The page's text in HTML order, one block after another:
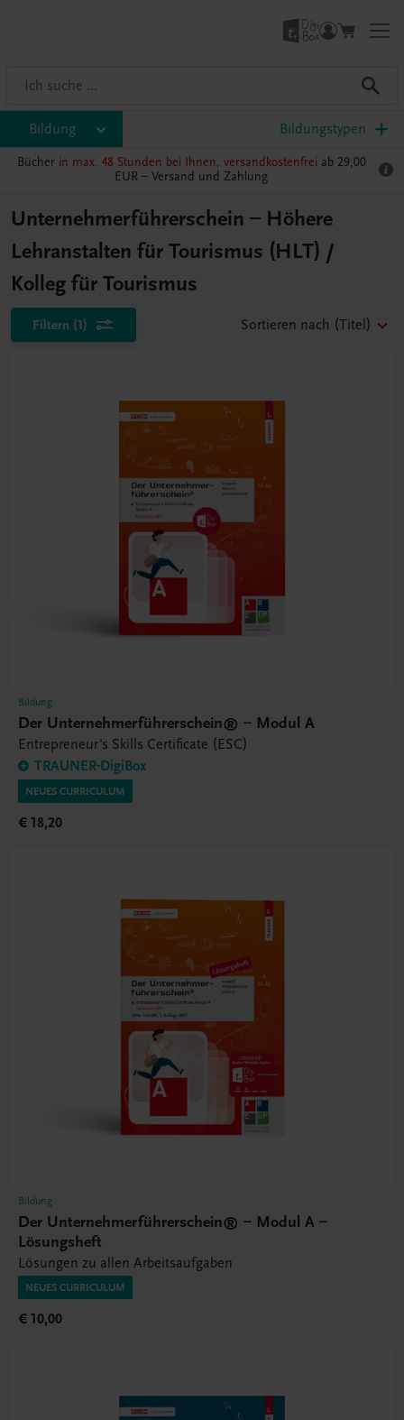
Bildung Bildungstypen
Bücher in max. 48 Stunden bei Ihnen, versandkostenfrei ab 29,00
EUR – Versand und Zahlung
Unternehmerführerschein – Höhere
Lehranstalten für Tourismus (HLT) /
Kolleg für Tourismus
Filtern (1) Sortieren nach (Titel)
Bildung
Der Unternehmerführerschein® – Modul A
Entrepreneur's Skills Certificate (ESC)
TRAUNER-DigiBox
NEUES CURRICULUM
€ 18,20
Bildung
Der Unternehmerführerschein® – Modul A –
Lösungsheft
Lösungen zu allen Arbeitsaufgaben
NEUES CURRICULUM
€ 10,00